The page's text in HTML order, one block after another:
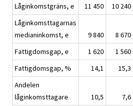
Låginkomstgräns, e
11 450 10 240
Låginkomsttagarnas
medianinkomst, e
9 840 8 670
Fattigdomsgap, e
1 620 1 560
Fattigdomsgap, %
14,1 15,3
Andelen
låginkomsttagare
10,5 7,6